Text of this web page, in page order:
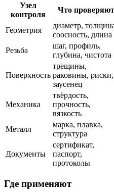
Узел
контроля
Что проверяют
Геометрия
диаметр,
соосность, длина
Резьба
шаг, профиль,
глубина, чистота
Поверхность
трещины,
раковины, риски,
заусенец
Механика
твёрдость,
прочность,
вязкость
Металл
марка, плавка,
структура
Документы
сертификат,
паспорт,
протоколы
Где применяют